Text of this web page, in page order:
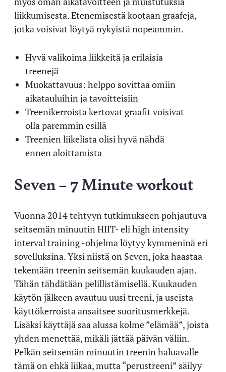
liikkumisesta. Etenemisestä kootaan graafeja,
jotka voisivat löytyä nykyistä nopeammin.
Hyvä valikoima liikkeitä ja erilaisia
treenejä
Muokattavuus: helppo sovittaa omiin
aikatauluihin ja tavoitteisiin
Treenikerroista kertovat graafit voisivat
olla paremmin esillä
Treenien liikelista olisi hyvä nähdä
ennen aloittamista
Seven – 7 Minute workout
Vuonna 2014 tehtyyn tutkimukseen pohjautuva
seitsemän minuutin HIIT- eli high intensity
interval training -ohjelma löytyy kymmeninä eri
sovelluksina. Yksi niistä on Seven, joka haastaa
tekemään treenin seitsemän kuukauden ajan.
Tähän tähdätään pelillistämisellä. Kuukauden
käytön jälkeen avautuu uusi treeni, ja useista
käyttökerroista ansaitsee suoritusmerkkejä.
Lisäksi käyttäjä saa alussa kolme ”elämää”, joista
yhden menettää, mikäli jättää päivän väliin.
Pelkän seitsemän minuutin treenin haluavalle
tämä on ehkä liikaa, mutta “perustreeni” säilyy